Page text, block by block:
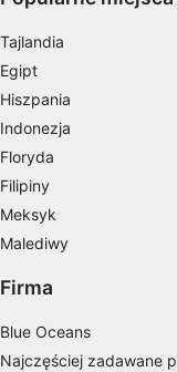
Tajlandia
Egipt
Hiszpania
Indonezja
Floryda
Filipiny
Meksyk
Malediwy
Firma
Blue Oceans
Najczęściej zadawane
Wykorzystywanie
Pomiar
Pomiar
Rozumienie
Rozwój i